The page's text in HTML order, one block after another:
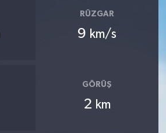
RÜZGAR
9 km/s
GÖRÜŞ
2 km